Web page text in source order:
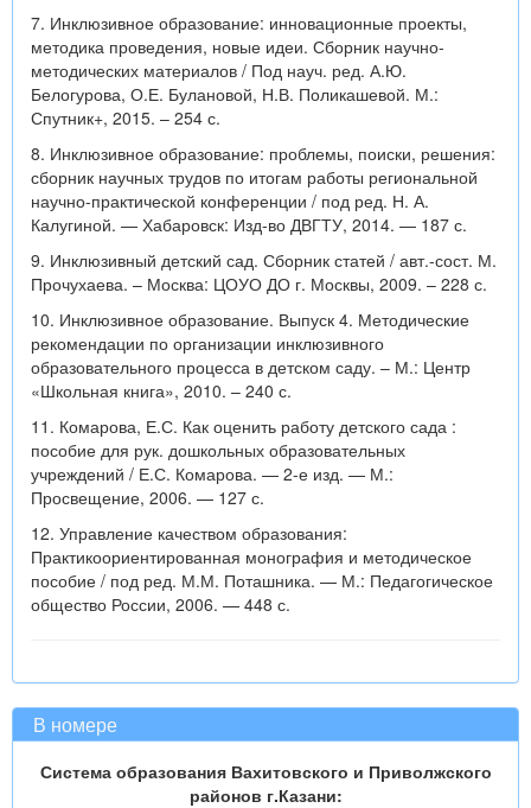
7. Инклюзивное образование: инновационные проекты,
методика проведения, новые идеи. Сборник научно-
методических материалов / Под науч. ред. А.Ю.
Белогурова, О.Е. Булановой, Н.В. Поликашевой. М.:
Спутник+, 2015. – 254 с.
8. Инклюзивное образование: проблемы, поиски, решения:
сборник научных трудов по итогам работы региональной
научно-практической конференции / под ред. Н. А.
Калугиной. — Хабаровск: Изд-во ДВГТУ, 2014. — 187 с.
9. Инклюзивный детский сад. Сборник статей / авт.-сост. М.
Прочухаева. – Москва: ЦОУО ДО г. Москвы, 2009. – 228 с.
10. Инклюзивное образование. Выпуск 4. Методические
рекомендации по организации инклюзивного
образовательного процесса в детском саду. – М.: Центр
«Школьная книга», 2010. – 240 с.
11. Комарова, Е.С. Как оценить работу детского сада :
пособие для рук. дошкольных образовательных
учреждений / Е.С. Комарова. — 2-е изд. — М.:
Просвещение, 2006. — 127 с.
12. Управление качеством образования:
Практикоориентированная монография и методическое
пособие / под ред. М.М. Поташника. — М.: Педагогическое
общество России, 2006. — 448 с.
В номере
Система образования Вахитовского и Приволжского
районов г.Казани: